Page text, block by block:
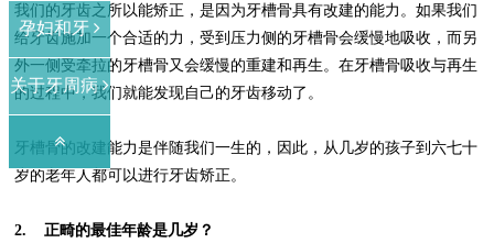
孕妇和牙
关于牙周病
我们的牙齿之所以能矫正，是因为牙槽骨具有改建的能力。如果我们
给牙齿施加一个合适的力，受到压力侧的牙槽骨会缓慢地吸收，而另
外一侧受牵拉的牙槽骨又会缓慢的重建和再生。在牙槽骨吸收与再生
的过程中，我们就能发现自己的牙齿移动了。
牙槽骨的改建能力是伴随我们一生的，因此，从几岁的孩子到六七十
岁的老年人都可以进行牙齿矫正。
2.
正畸的最佳年龄是几岁？